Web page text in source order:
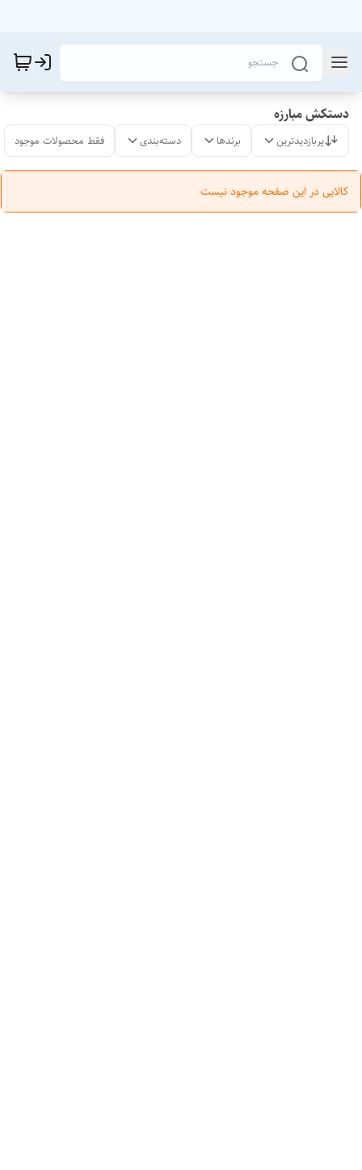
دستکش مبارزه
پربازدیدترین برندها دسته‌بندی فقط محصولات موجود
کالایی در این صفحه موجود نیست